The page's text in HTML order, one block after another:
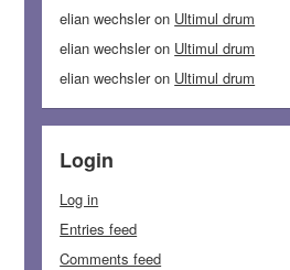
elian wechsleron Ultimul drum
elian wechsleron Ultimul drum
elian wechsleron Ultimul drum
Login
Log in
Entries feed
Comments feed